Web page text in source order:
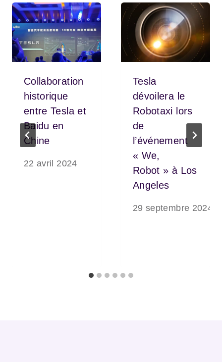
Collaboration
historique
entre Tesla et
Baidu en
Chine
22 avril 2024
Tesla
dévoilera le
Robotaxi lors
de
l’événement
« We,
Robot » à Los
Angeles
29 septembre 2024